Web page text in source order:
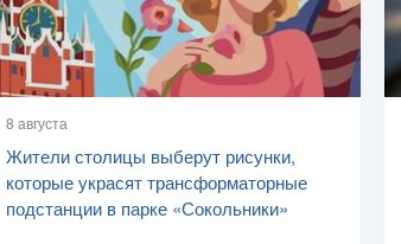
8 августа
Жители столицы выберут рисунки,
которые украсят трансформаторные
подстанции в парке «Сокольники»